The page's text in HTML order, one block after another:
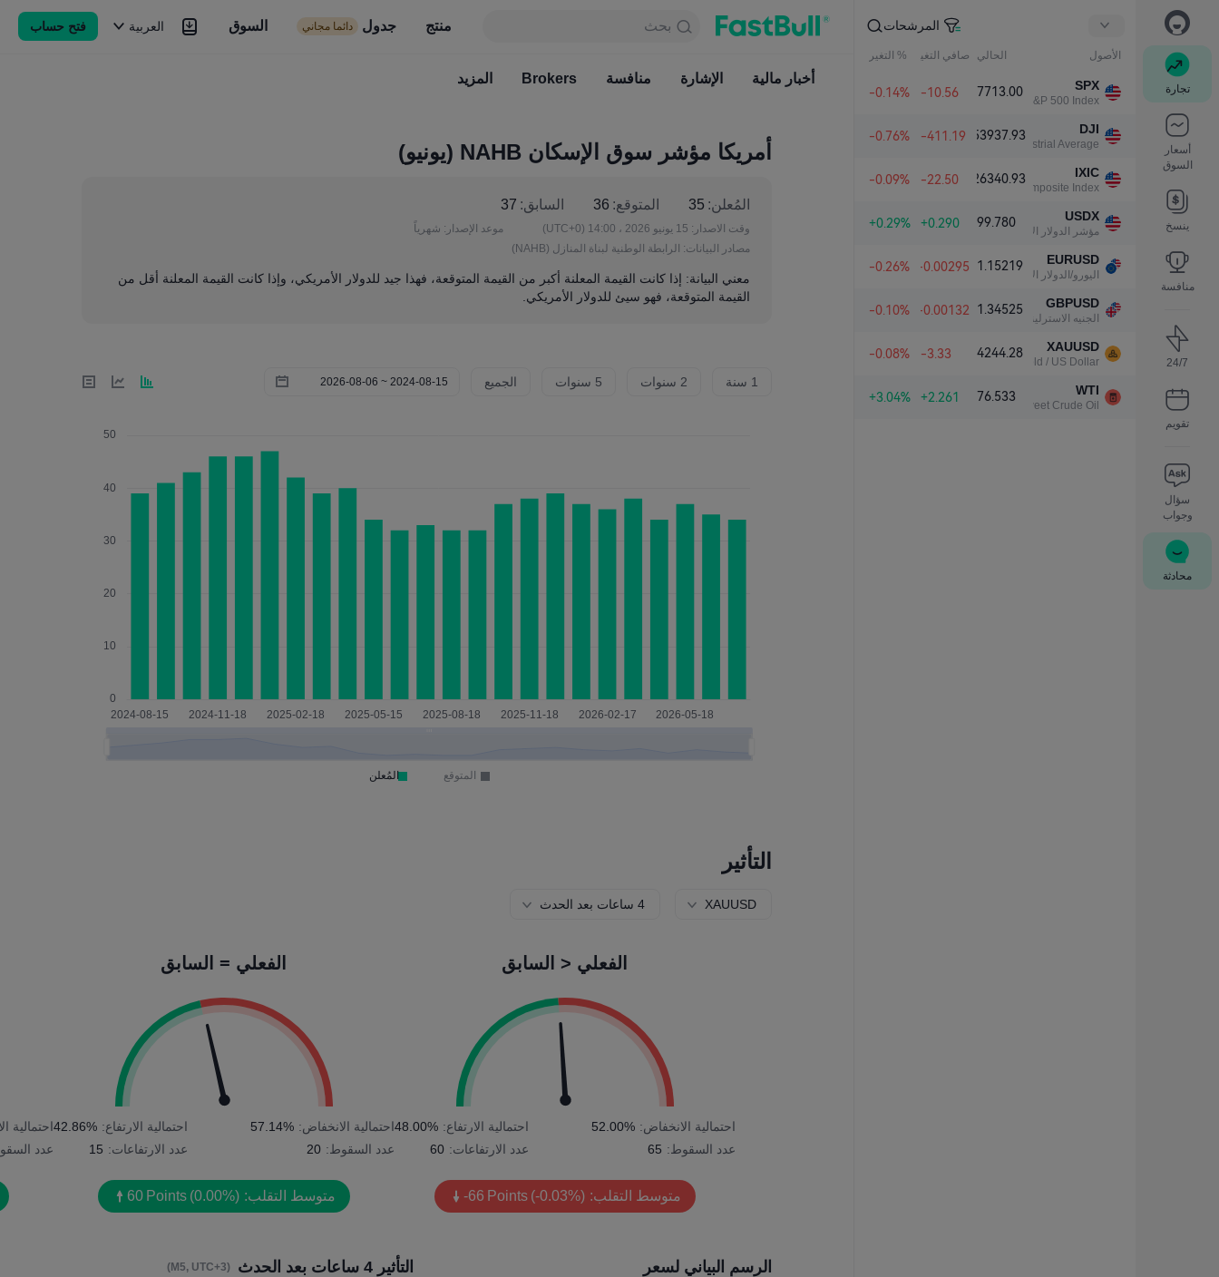
تجارة
أسعار
السوق
ينسخ
منافسة
24/7
تقويم
سؤال
وجواب
محادثة
المرشحات
الأصول الحالي صافي التغير % التغير
SPX
S&P 500 Index
7713.00
-10.56
-0.14%
DJI
Dow Jones Industrial Average
53937.93
-411.19
-0.76%
IXIC
NASDAQ Composite Index
26340.93
-22.50
-0.09%
USDX
مؤشر الدولار الأمريكي
99.780
+0.290
+0.29%
EURUSD
اليورو/الدولار الأمريكي
1.15219
-0.00295
-0.26%
GBPUSD
الجنيه الاسترليني/الدولار الأمريكي
1.34525
-0.00132
-0.10%
XAUUSD
Gold / US Dollar
4244.28
-3.33
-0.08%
WTI
Light Sweet Crude Oil
76.533
+2.261
+3.04%
بحث منتج جدول دائما مجاني السوق
أخبار مالية الإشارة منافسة
العربية فتح حساب
بحث
دائما مجاني السوق
أخبار مالية الإشارة منافسة Brokers المزيد
أمريكا مؤشر سوق الإسكان NAHB (يونيو)
المُعلن: 35 المتوقع: 36 السابق: 37
وقت الاصدار: 15 يونيو 2026 ، 14:00 (UTC+0) موعد الإصدار: شهرياً
مصادر البيانات: الرابطة الوطنية لبناة المنازل (NAHB)
معني البيانة: إذا كانت القيمة المعلنة أكبر من القيمة المتوقعة، فهذا جيد للدولار الأمريكي، وإذا كانت القيمة المعلنة أقل من
القيمة المتوقعة، فهو سيئ للدولار الأمريكي.
1 سنة 2 سنوات 5 سنوات الجميع
التأثير
XAUUSD 4 ساعات بعد الحدث
الفعلي < السابق
احتمالية الارتفاع: 48.00%
عدد الارتفاعات: 60
احتمالية الانخفاض: 52.00%
عدد السقوط: 65
متوسط التقلب: -66 Points (-0.03%)
الفعلي = السابق
احتمالية الارتفاع: 42.86%
عدد الارتفاعات: 15
احتمالية الانخفاض: 57.14%
عدد السقوط: 20
متوسط التقلب: 60 Points (0.00%)
احتمالية
عدد
الرسم البياني لسعر التأثير 4 ساعات بعد الحدث (M5, UTC+3)